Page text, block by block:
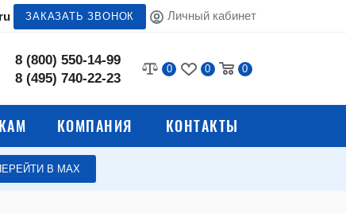
ЗАКАЗАТЬ ЗВОНОК Личный кабинет
8 (800) 550-14-99
8 (495) 740-22-23
0 0 0
КОМПАНИЯ КОНТАКТЫ
В МАХ